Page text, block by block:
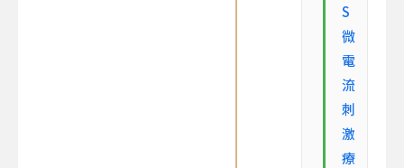
S
微
電
流
刺
激
療